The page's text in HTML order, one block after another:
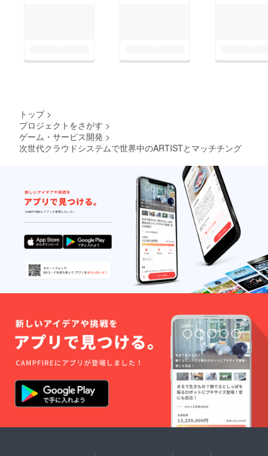
トップ >
プロジェクトをさがす >
ゲーム・サービス開発 >
次世代クラウドシステムで世界中のARTISTとマッチチング